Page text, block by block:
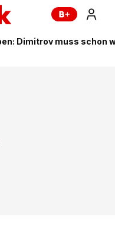
Dimitrov muss schon